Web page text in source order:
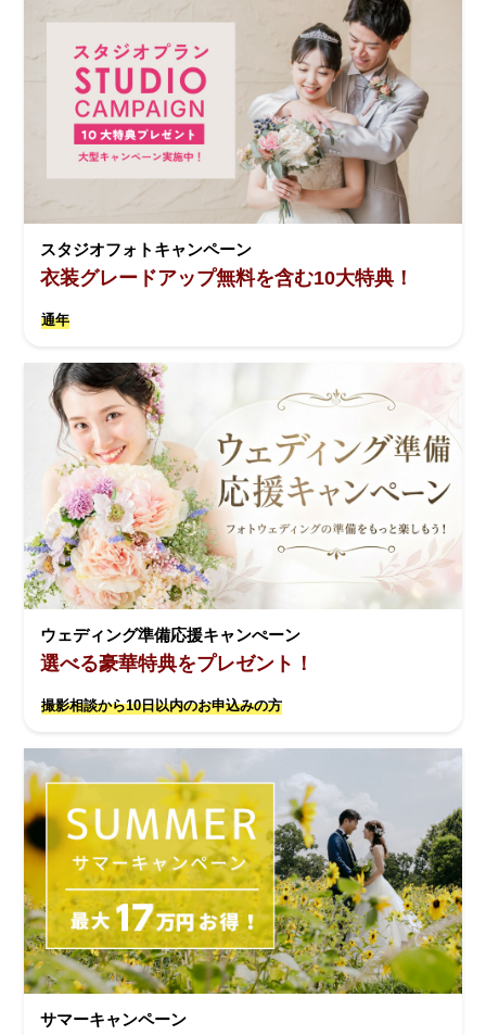
スタジオフォトキャンペーン
衣装グレードアップ無料を含む10大特典！
通年
ウェディング準備応援キャンぺーン
選べる豪華特典をプレゼント！
撮影相談から10日以内のお申込みの方
サマーキャンペーン